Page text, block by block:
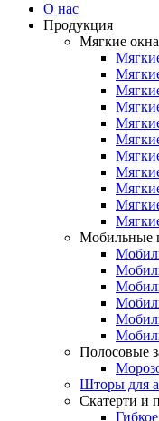
О нас
Продукция
Мягкие окна
Мобильные
Полосовые
Шторы для
Скатерти и